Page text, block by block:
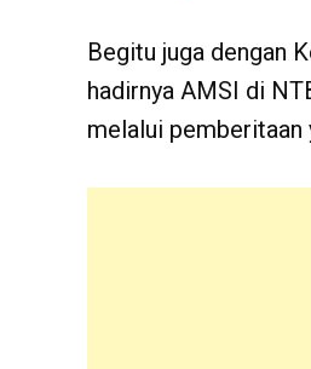
Begitu juga dengan
hadirnya AMSI di
melalui pemberitaan